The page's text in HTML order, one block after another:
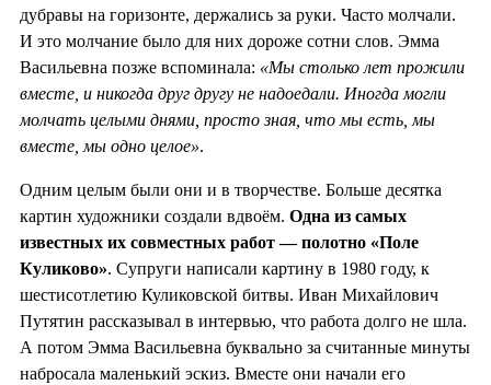
дубравы на горизонте, держались за руки. Часто молчали.
И это молчание было для них дороже сотни слов. Эмма
Васильевна позже вспоминала: «Мы столько лет прожили
вместе, и никогда друг другу не надоедали. Иногда могли
молчать целыми днями, просто зная, что мы есть, мы
вместе, мы одно целое».
Одним целым были они и в творчестве. Больше десятка
картин художники создали вдвоём. Одна из самых
известных их совместных работ — полотно «Поле
Куликово». Супруги написали картину в 1980 году, к
шестисотлетию Куликовской битвы. Иван Михайлович
Путятин рассказывал в интервью, что работа долго не шла.
А потом Эмма Васильевна буквально за считанные минуты
набросала маленький эскиз. Вместе они начали его